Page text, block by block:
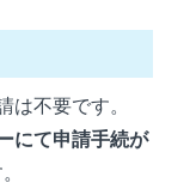
は不要です。
にて申請手続が